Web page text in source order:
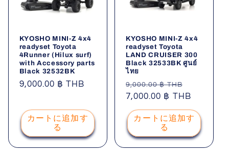
KYOSHO MINI-Z 4x4
readyset Toyota
4Runner (Hilux surf)
with Accessory parts
Black 32532BK
通
価
格
9,000.00 ฿ THB
カートに追加す
る
KYOSHO MINI-Z 4x4
readyset Toyota
LAND CRUISER 300
Black 32533BK ศูนย์
ไทย
通
常
価
格
9,000.00 ฿ THB
ー
ル
価
格
7,000.00 ฿ THB
カートに追加す
る